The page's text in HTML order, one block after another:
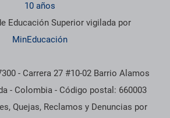
10 años
Educación Superior vigilada por
MinEducación
- Carrera 27 #10-02 Barrio Alamos
- Colombia - Código postal: 660003
Quejas, Reclamos y Denuncias por